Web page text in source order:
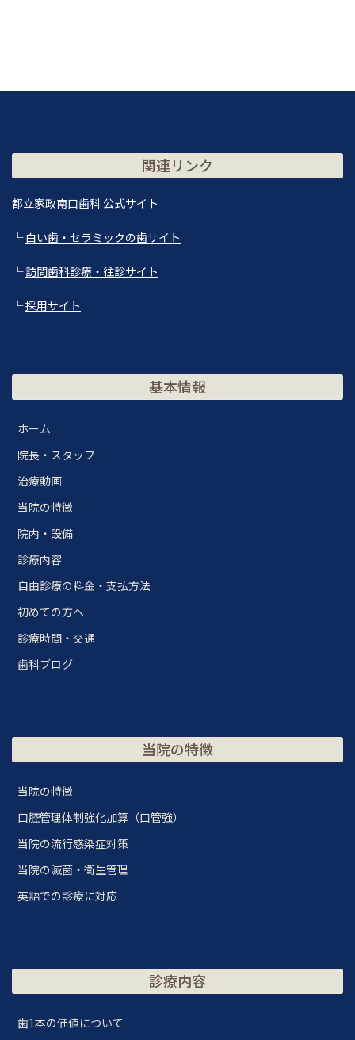
関連リンク
都立家政南口歯科 公式サイト
└白い歯・セラミックの歯サイト
└訪問歯科診療・往診サイト
└採用サイト
基本情報
ホーム
院長・スタッフ
治療動画
当院の特徴
院内・設備
診療内容
自由診療の料金・支払方法
初めての方へ
診療時間・交通
歯科ブログ
当院の特徴
当院の特徴
口腔管理体制強化加算（口管強）
当院の流行感染症対策
当院の滅菌・衛生管理
英語での診療に対応
診療内容
歯1本の価値について